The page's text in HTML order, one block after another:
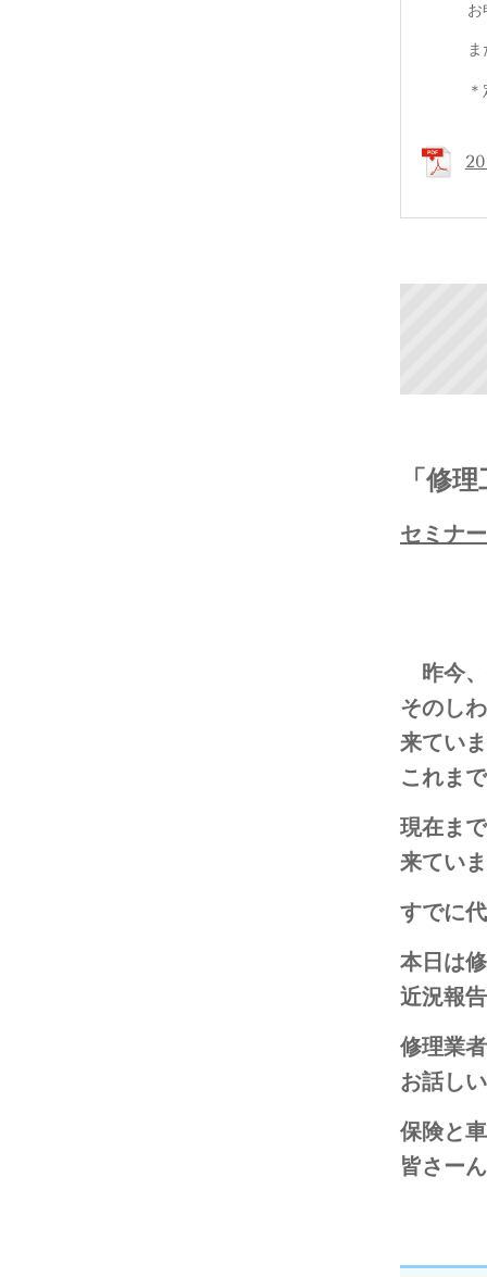
お申し
または
＊定員
「修
セミナ
昨今、
そのし
来てい
これま
現在ま
来てい
すでに
本日は
近況報
修理業
お話し
保険と
皆さー